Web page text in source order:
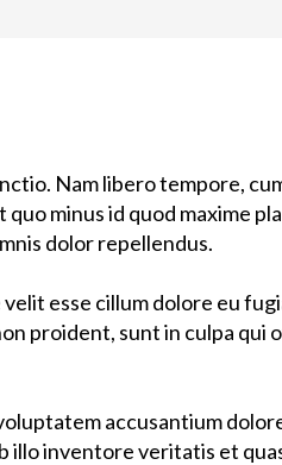
Nam libero tempore,
minus id quod maxime
dolor repellendus.
esse cillum dolore eu
proident, sunt in culpa qui
accusantium
illo inventore veritatis et